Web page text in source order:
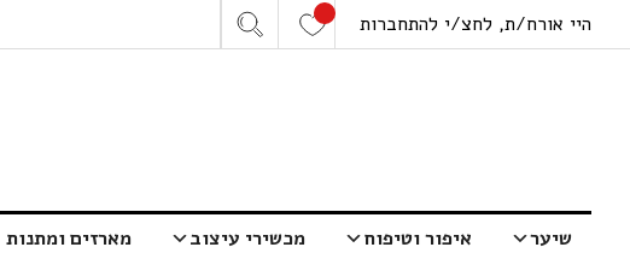
היי אורח/ת, לחצ/י להתחברות
שיער איפור וטיפוח מכשירי עיצוב מארזים ומתנות